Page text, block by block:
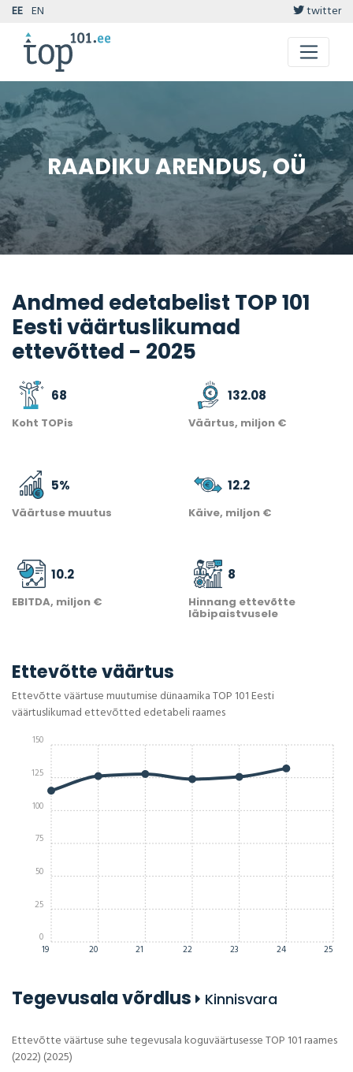
EE EN twitter
RAADIKU ARENDUS, OÜ
Andmed edetabelist TOP 101
Eesti väärtuslikumad
ettevõtted - 2025
68
Koht TOPis
132.08
Väärtus, miljon €
5%
Väärtuse muutus
12.2
Käive, miljon €
10.2
EBITDA, miljon €
8
Hinnang ettevõtte
läbipaistvusele
Ettevõtte väärtus
Ettevõtte väärtuse muutumise dünaamika TOP 101 Eesti
väärtuslikumad ettevõtted edetabeli raames
19 20 21 22 23 24 25
0
25
50
75
100
125
150
Tegevusala võrdlus Kinnisvara
Ettevõtte väärtuse suhe tegevusala koguväärtusesse TOP 101 raames
(2022) (2025)